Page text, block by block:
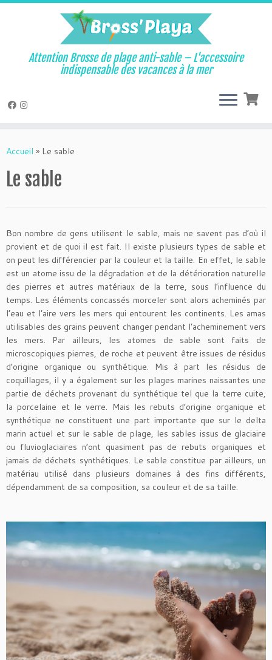
au
Attention Brosse de plage anti-sable – L'accessoire
indispensable des vacances à la mer
Accueil » Le sable
Le sable
Bon nombre de gens utilisent le sable, mais ne savent pas d’où il
provient et de quoi il est fait. Il existe plusieurs types de sable et
on peut les différencier par la couleur et la taille. En effet, le sable
est un atome issu de la dégradation et de la détérioration naturelle
des pierres et autres matériaux de la terre, sous l’influence du
temps. Les éléments concassés morceler sont alors acheminés par
l’eau et l’aire vers les mers qui entourent les continents. Les amas
utilisables des grains peuvent changer pendant l’acheminement vers
les mers. Par ailleurs, les atomes de sable sont faits de
microscopiques pierres, de roche et peuvent être issues de résidus
d’origine organique ou synthétique. Mis à part les résidus de
coquillages, il y a également sur les plages marines naissantes une
partie de déchets provenant du synthétique tel que la terre cuite,
la porcelaine et le verre. Mais les rebuts d’origine organique et
synthétique ne constituent une part importante que sur le delta
marin actuel et sur le sable de plage, les sables issus de glaciaire
ou fluvioglaciaires n’ont quasiment pas de rebuts organiques et
jamais de déchets synthétiques. Le sable constitue par ailleurs, un
matériau utilisé dans plusieurs domaines à des fins différents,
dépendamment de sa composition, sa couleur et de sa taille.